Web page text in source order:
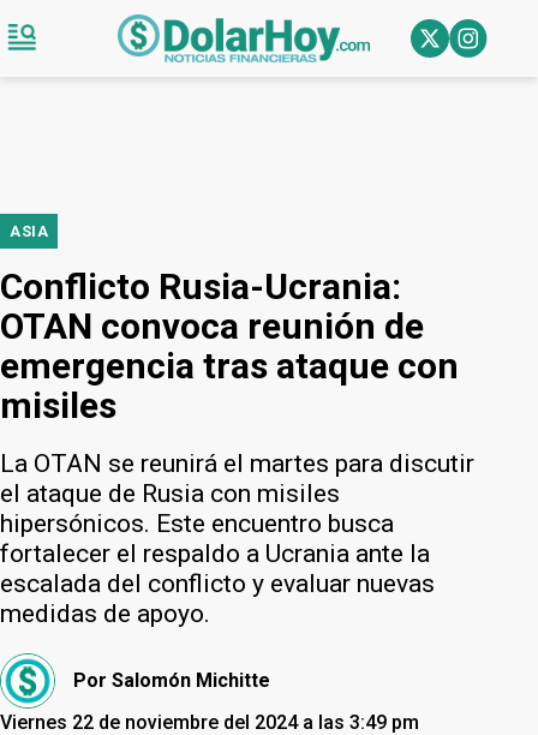
ASIA
Conflicto Rusia-Ucrania:
OTAN convoca reunión de
emergencia tras ataque con
misiles
La OTAN se reunirá el martes para discutir
el ataque de Rusia con misiles
hipersónicos. Este encuentro busca
fortalecer el respaldo a Ucrania ante la
escalada del conflicto y evaluar nuevas
medidas de apoyo.
Por Salomón Michitte
Viernes 22 de noviembre del 2024 a las 3:49 pm